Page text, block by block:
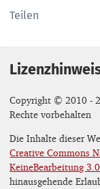
Teilen
Copyright © 2010 -
Rechte vorbehalten
Die Inhalte dieser
Creative Commons
KeineBearbeitung
hinausgehende